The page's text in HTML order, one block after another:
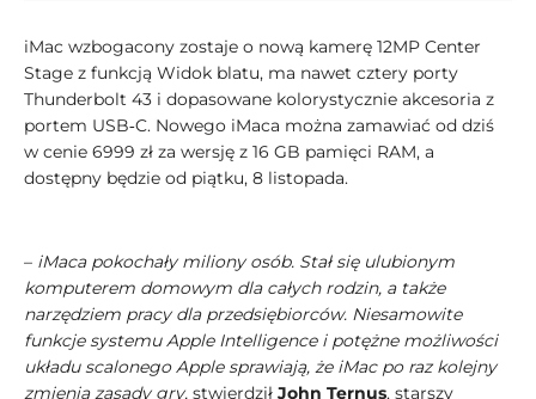
iMac wzbogacony zostaje o nową kamerę 12MP Center
Stage z funkcją Widok blatu, ma nawet cztery porty
Thunderbolt 43 i dopasowane kolorystycznie akcesoria z
portem USB‑C. Nowego iMaca można zamawiać od dziś
w cenie 6999 zł za wersję z 16 GB pamięci RAM, a
dostępny będzie od piątku, 8 listopada.
– iMaca pokochały miliony osób. Stał się ulubionym
komputerem domowym dla całych rodzin, a także
narzędziem pracy dla przedsiębiorców. Niesamowite
funkcje systemu Apple Intelligence i potężne możliwości
układu scalonego Apple sprawiają, że iMac po raz kolejny
zmienia zasady gry, stwierdził John Ternus, starszy